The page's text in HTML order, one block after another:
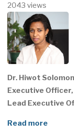
2043 views
Dr. Hiwot Solomon
Executive
Lead Executive
Read more